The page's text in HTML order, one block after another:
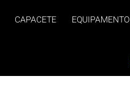
CAPACETE EQUIPAMENTO